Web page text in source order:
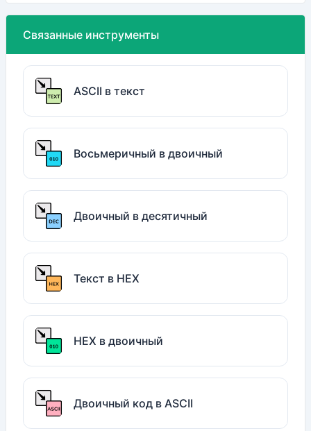
Связанные инструменты
ASCII в текст
Восьмеричный в двоичный
Двоичный в десятичный
Текст в HEX
HEX в двоичный
Двоичный код в ASCII